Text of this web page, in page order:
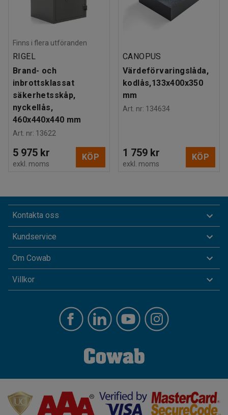
Finns i flera utföranden
RIGEL
Brand- och
inbrottsklassat
säkerhetsskåp,
nyckellås,
460x440x440 mm
Art. nr: 13622
5 975 kr
exkl. moms
KÖP
CANOPUS
Värdeförvaringslåda,
kodlås,133x400x350
mm
Art. nr: 134634
1 759 kr
exkl. moms
KÖP
Kontakta oss
Kundservice
Om Cowab
Villkor